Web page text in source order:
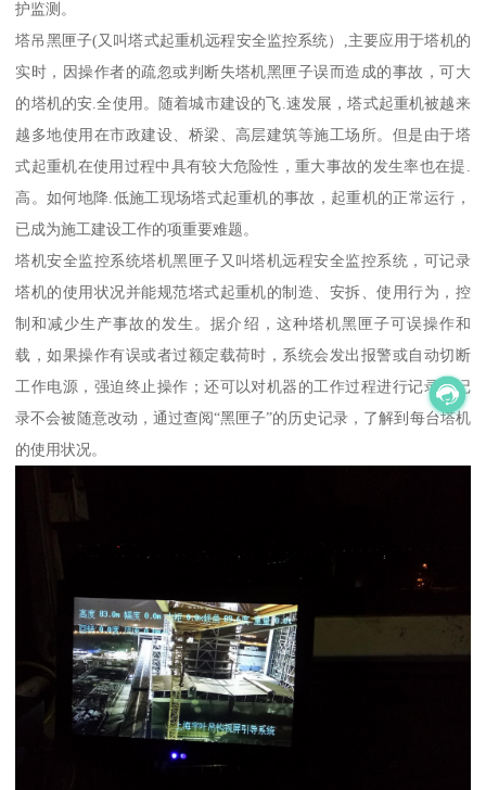
护监测。
塔吊黑匣子(又叫塔式起重机远程安全监控系统）,主要应用于塔机的
实时，因操作者的疏忽或判断失塔机黑匣子误而造成的事故，可大
的塔机的安.全使用。随着城市建设的飞.速发展，塔式起重机被越来
越多地使用在市政建设、桥梁、高层建筑等施工场所。但是由于塔
式起重机在使用过程中具有较大危险性，重大事故的发生率也在提.
高。如何地降.低施工现场塔式起重机的事故，起重机的正常运行，
已成为施工建设工作的项重要难题。
塔机安全监控系统塔机黑匣子又叫塔机远程安全监控系统，可记录
塔机的使用状况并能规范塔式起重机的制造、安拆、使用行为，控
制和减少生产事故的发生。据介绍，这种塔机黑匣子可误操作和
载，如果操作有误或者过额定载荷时，系统会发出报警或自动切断
工作电源，强迫终止操作；还可以对机器的工作过程进行记录；记
录不会被随意改动，通过查阅“黑匣子”的历史记录，了解到每台塔机
的使用状况。